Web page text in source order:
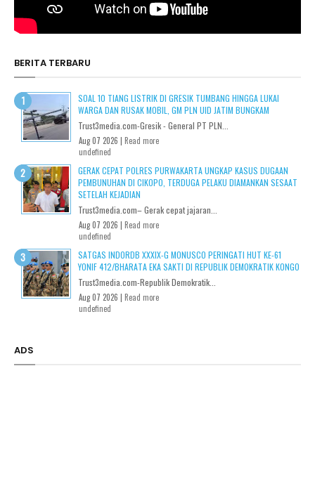
BERITA TERBARU
SOAL 10 TIANG LISTRIK DI GRESIK TUMBANG HINGGA LUKAI
WARGA DAN RUSAK MOBIL, GM PLN UID JATIM BUNGKAM
Trust3media.com-Gresik - General PT PLN...
Aug 07 2026 | Read more
undefined
GERAK CEPAT POLRES PURWAKARTA UNGKAP KASUS DUGAAN
PEMBUNUHAN DI CIKOPO, TERDUGA PELAKU DIAMANKAN SESAAT
SETELAH KEJADIAN
Trust3media.com– Gerak cepat jajaran...
Aug 07 2026 | Read more
undefined
SATGAS INDORDB XXXIX-G MONUSCO PERINGATI HUT KE-61
YONIF 412/BHARATA EKA SAKTI DI REPUBLIK DEMOKRATIK KONGO
Trust3media.com-Republik Demokratik...
Aug 07 2026 | Read more
undefined
ADS